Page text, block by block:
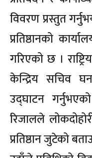
विवरण प्रस्तुत
प्रतिष्ठानको
गरिएको छ ।
केन्द्रिय सचिव
उद्घाटन
रिजालले
प्रतिष्ठान जुटेको